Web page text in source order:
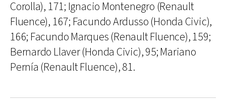
Corolla), 171; Ignacio Montenegro (Renault
Fluence), 167; Facundo Ardusso (Honda Civic),
166; Facundo Marques (Renault Fluence), 159;
Bernardo Llaver (Honda Civic), 95; Mariano
Pernía (Renault Fluence), 81.